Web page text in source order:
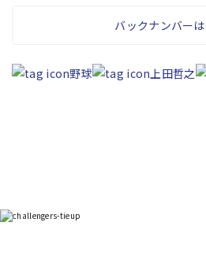
バックナンバー
野球 上田哲之